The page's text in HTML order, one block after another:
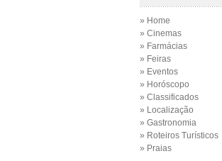
» Home
» Cinemas
» Farmácias
» Feiras
» Eventos
» Horóscopo
» Classificados
» Localização
» Gastronomia
» Roteiros Turísticos
» Praias